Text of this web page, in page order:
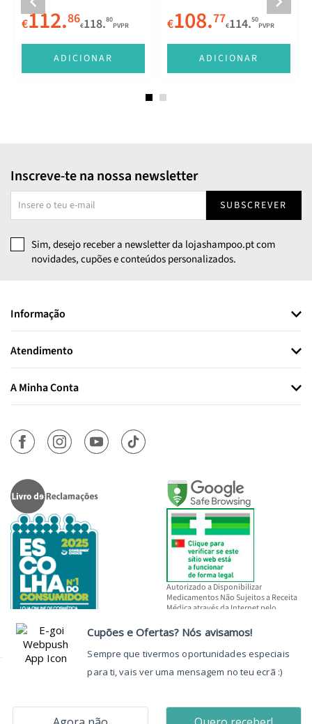
€112.86€118.80
PVPR
ADICIONAR
€108.77€114.50
PVPR
ADICIONAR
Inscreve-te na nossa newsletter
SUBSCREVER
Sim, desejo receber a newsletter da lojashampoo.pt com
novidades, cupões e conteúdos personalizados.
Informação
Atendimento
A Minha Conta
Autorizado a Disponibilizar
Medicamentos Não Sujeitos a Receita
Médica através da Internet pelo